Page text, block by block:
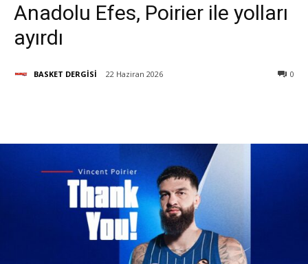
Anadolu Efes, Poirier ile yolları
ayırdı
BASKET DERGİSİ 22 Haziran 2026 0